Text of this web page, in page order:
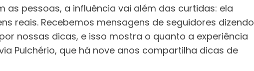
as pessoas, a influência vai além das curtidas: ela
reais. Recebemos mensagens de seguidores dizendo
nossas dicas, e isso mostra o quanto a experiência
Pulchério, que há nove anos compartilha dicas de